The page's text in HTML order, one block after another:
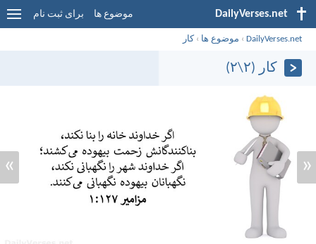
DailyVerses.net موضوع ها برای ثبت نام
DailyVerses.net
› موضوع ها ›کار
کار (۲\۲)
«
»